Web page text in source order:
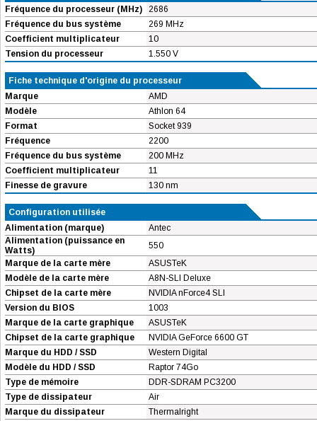
Fréquence du processeur (MHz)
2686
Fréquence du bus système
269 MHz
Coefficient multiplicateur
10
Tension du processeur
1.550 V
Fiche technique d'origine du processeur
Marque
AMD
Modèle
Athlon 64
Format
Socket 939
Fréquence
2200
Fréquence du bus système
200 MHz
Coefficient multiplicateur
11
Finesse de gravure
130 nm
Configuration utilisée
Alimentation (marque)
Antec
Alimentation (puissance en
Watts)
550
Marque de la carte mère
ASUSTeK
Modèle de la carte mère
A8N-SLI Deluxe
Chipset de la carte mère
NVIDIA nForce4 SLI
Version du BIOS
1003
Marque de la carte graphique
ASUSTeK
Chipset de la carte graphique
NVIDIA GeForce 6600 GT
Marque du HDD / SSD
Western Digital
Modèle du HDD / SSD
Raptor 74Go
Type de mémoire
DDR-SDRAM PC3200
Type de dissipateur
Air
Marque du dissipateur
Thermalright